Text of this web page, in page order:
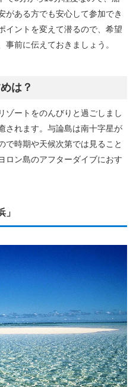
がある方でも安心して参加でき
イントを変えて潜るので、希望
前に伝えておきましょう。
は？
ゾートをのんびりと過ごしまし
されます。与論島は南十字星が
で時期や天候次第では見ること
ロン島のアフターダイブにおす